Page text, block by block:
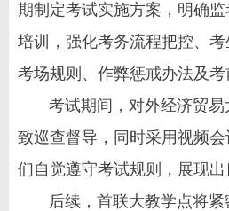
期制定考试实施方案，明确
培训，强化考务流程把控、
考场规则、作弊惩戒办法及
考试期间，对外经济贸易
致巡查督导，同时采用视频
们自觉遵守考试规则，展现出
后续，首联大教学点将紧